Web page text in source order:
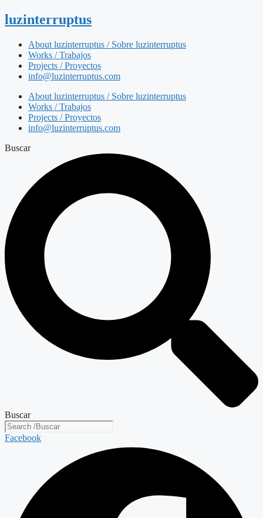
luzinterruptus
About luzinterruptus / Sobre luzinterruptus
Works / Trabajos
Projects / Proyectos
info@luzinterruptus.com
About luzinterruptus / Sobre luzinterruptus
Works / Trabajos
Projects / Proyectos
info@luzinterruptus.com
Buscar
Buscar
Facebook